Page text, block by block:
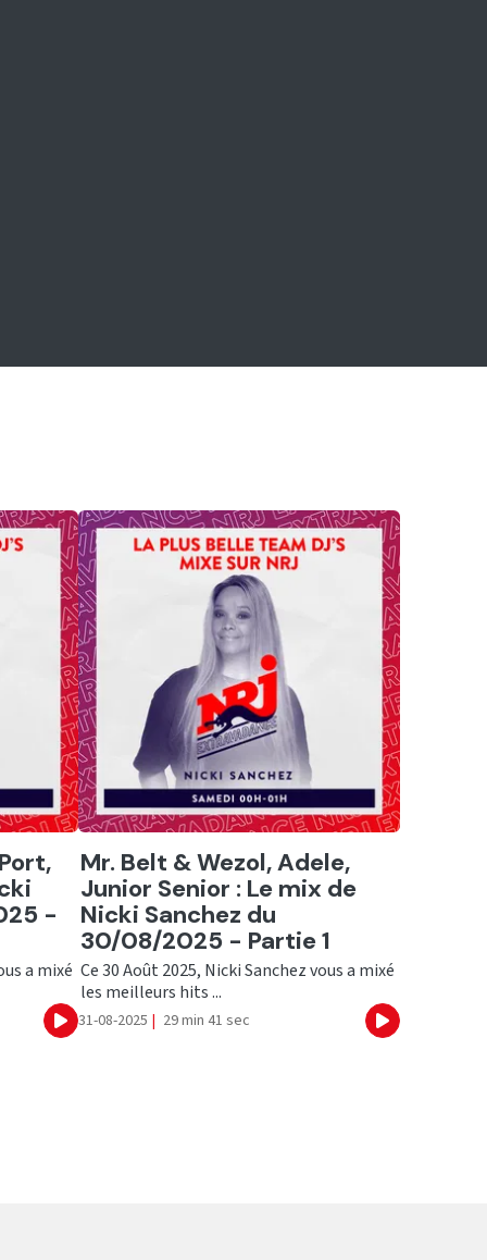
-
a mixé
Ecouter
Ecouter
Mr. Belt & Wezol, Adele,
Junior Senior : Le mix de
Nicki Sanchez du
30/08/2025 - Partie 1
Ce 30 Août 2025, Nicki Sanchez vous a mixé
les meilleurs hits ...
31-08-2025 | 29 min 41 sec Ecouter